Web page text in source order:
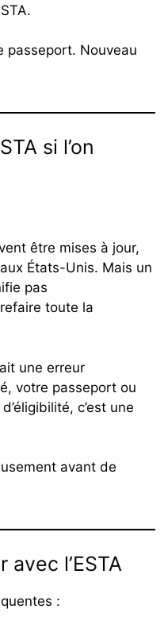
passeport. Nouveau
si l’on
être mises à jour,
États-Unis. Mais un
pas
toute la
une erreur
votre passeport ou
c’est une
avant de
l’ESTA
: